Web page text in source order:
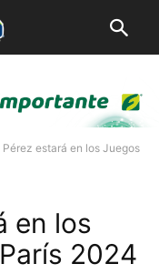
Pérez estará en los Juegos
en los
2024